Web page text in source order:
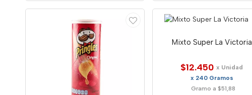
Mixto Super La Victoria
$12.450 x Unidad
x 240 Gramos
Gramo a $51,88